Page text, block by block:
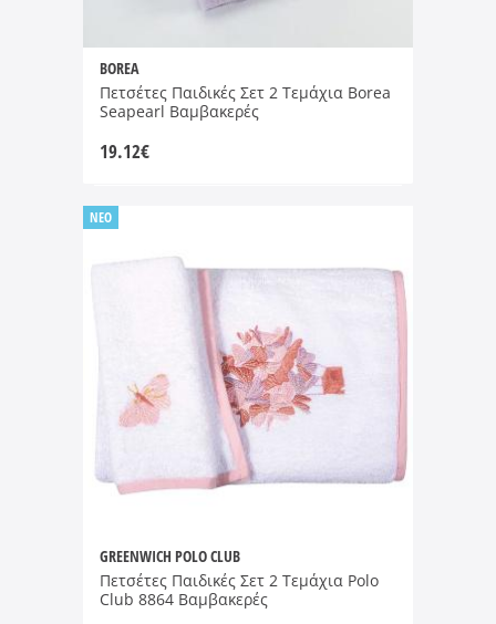
BOREA
Πετσέτες Παιδικές Σετ 2 Τεμάχια Borea
Seapearl Βαμβακερές
19.12€
GREENWICH POLO CLUB
Πετσέτες Παιδικές Σετ 2 Τεμάχια Polo
Club 8864 Βαμβακερές
NEO